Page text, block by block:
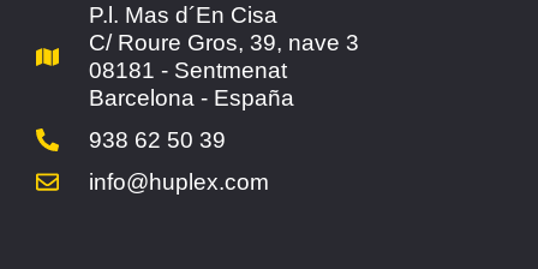
P.l. Mas d´En Cisa
C/ Roure Gros, 39, nave 3
08181 - Sentmenat
Barcelona - España
938 62 50 39
info@huplex.com